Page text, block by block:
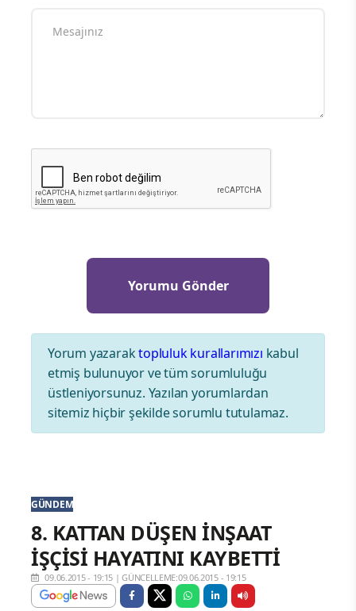
Yorum yazaraktopluluk kurallarımızı kabul
etmiş bulunuyor ve tüm sorumluluğu
üstleniyorsunuz. Yazılan yorumlardan
sitemiz hiçbir şekilde sorumlu tutulamaz.
GÜNDEM
8. KATTAN DÜŞEN İNŞAAT
İŞÇİSİ HAYATINI KAYBETTİ
09.06.2015 - 19:15 |GÜNCELLEME:09.06.2015 - 19:15